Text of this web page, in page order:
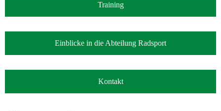
Training
Einblicke in die Abteilung Radsport
Kontakt